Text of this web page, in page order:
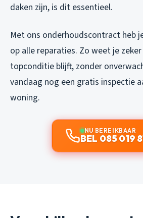
daken zijn, is dit essentieel.
Met ons onderhoudscontract heb
op alle reparaties. Zo weet je
topconditie blijft, zonder
vandaag nog een gratis inspectie
woning.
NU BEREIKBAAR
BEL 085 019